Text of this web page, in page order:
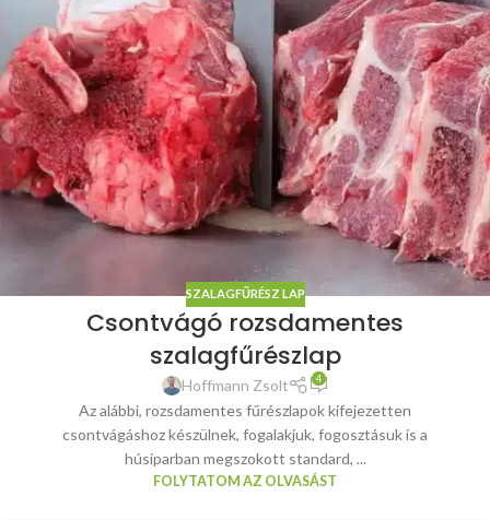
SZALAGFŰRÉSZ LAP
Csontvágó rozsdamentes
szalagfűrészlap
Hoffmann Zsolt 4
Az alábbi, rozsdamentes fűrészlapok kifejezetten
csontvágáshoz készülnek, fogalakjuk, fogosztásuk is a
húsiparban megszokott standard, ...
FOLYTATOM AZ OLVASÁST